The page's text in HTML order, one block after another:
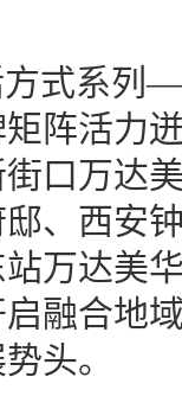
方式系列
阵活力
口万达
、西安
万达美
融合地
头。